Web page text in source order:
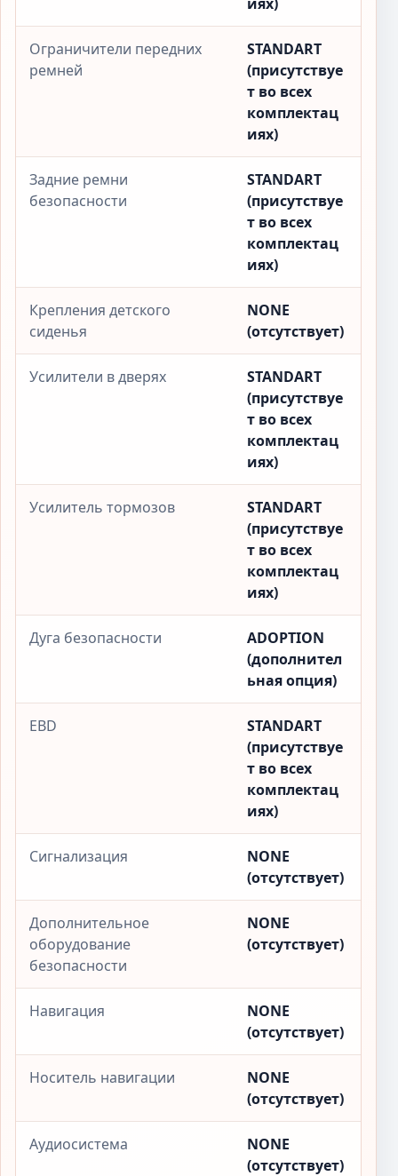
Ограничители передних
ремней
STANDART
(присутствуе
т во всех
комплектац
иях)
Задние ремни
безопасности
STANDART
(присутствуе
т во всех
комплектац
иях)
Крепления детского
сиденья
NONE
(отсутствует)
Усилители в дверях
STANDART
(присутствуе
т во всех
комплектац
иях)
Усилитель тормозов
STANDART
(присутствуе
т во всех
комплектац
иях)
Дуга безопасности
ADOPTION
(дополнител
ьная опция)
EBD
STANDART
(присутствуе
т во всех
комплектац
иях)
Сигнализация
NONE
(отсутствует)
Дополнительное
оборудование
безопасности
NONE
(отсутствует)
Навигация
NONE
(отсутствует)
Носитель навигации
NONE
(отсутствует)
Аудиосистема
NONE
(отсутствует)